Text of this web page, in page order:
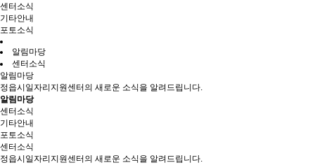
센터소식
기타안내
포토소식
알림마당
센터소식
알림마당
정읍시일자리지원센터의 새로운 소식을 알려드립니다.
알림마당
센터소식
기타안내
포토소식
센터소식
정읍시일자리지원센터의 새로운 소식을 알려드립니다.